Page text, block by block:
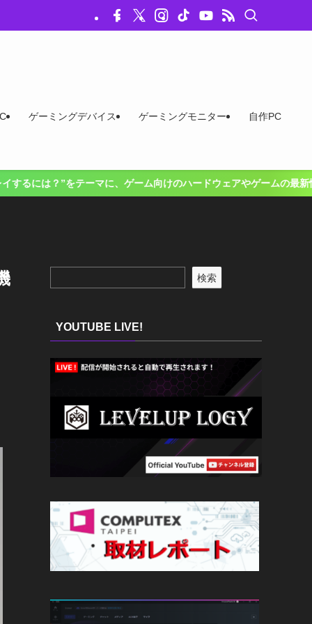
ゲーミングデバイス ゲーミングモニター 自作PC
ゲーム向けのハードウェアやゲームの最新情報、お得な情報をお
検索
YOUTUBE LIVE!